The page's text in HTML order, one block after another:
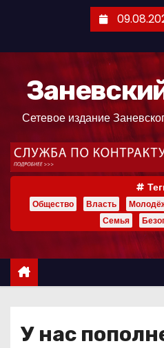
ж
Сетевое издание
Общество Власть
Семья
У нас